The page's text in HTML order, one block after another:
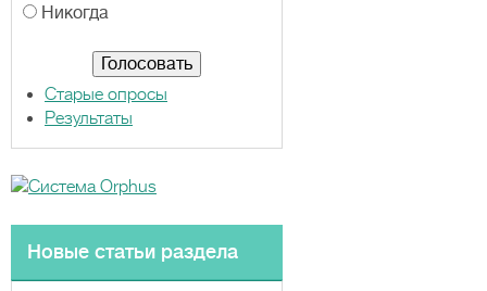
а Никогда
Старые опросы
Результаты
Новые статьи раздела